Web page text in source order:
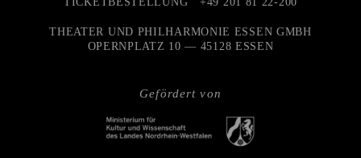
Gefördert von
THEATER UND PHILHARMONIE ESSEN GMBH
OPERNPLATZ 10 — 45128 ESSEN